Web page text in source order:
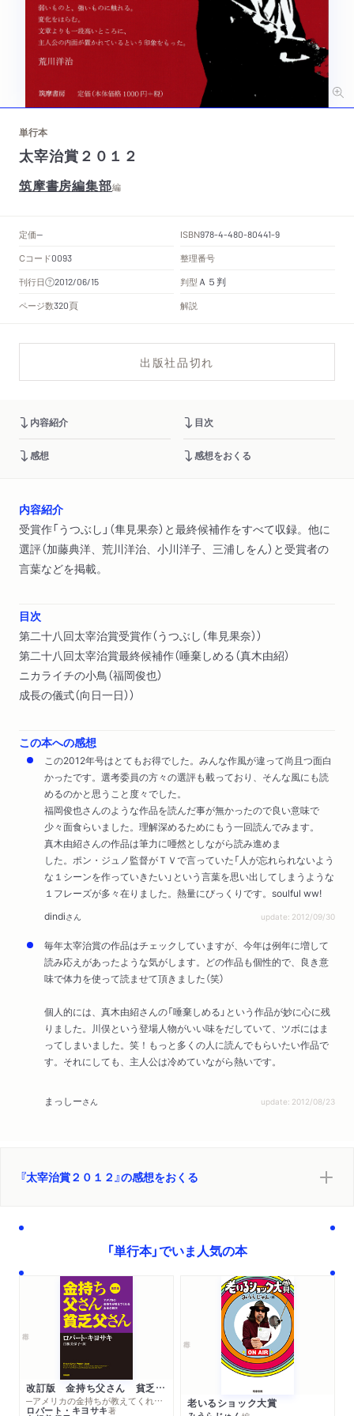
単行本
太宰治賞２０１２
筑摩書房編集部編
定価-- ISBN978-4-480-80441-9
Cコード0093
整理番号
刊行日
2012/06/15 判型 Ａ５判
ページ数320頁 解説
出版社品切れ
内容紹介 目次
感想 感想をおくる
内容紹介
受賞作「うつぶし」（隼見果奈）と最終候補作をすべて収録。他に
選評（加藤典洋、荒川洋治、小川洋子、三浦しをん）と受賞者の
言葉などを掲載。
目次
第二十八回太宰治賞受賞作（うつぶし（隼見果奈））
第二十八回太宰治賞最終候補作（唾棄しめる（真木由紹）
ニカライチの小鳥（福岡俊也）
成長の儀式（向日一日））
この本への感想
この2012年号はとてもお得でした。みんな作風が違って尚且つ面白
かったです。選考委員の方々の選評も載っており、そんな風にも読
めるのかと思うこと度々でした。
福岡俊也さんのような作品を読んだ事が無かったので良い意味で
少々面食らいました。理解深めるためにもう一回読んでみます。
真木由紹さんの作品は筆力に唖然としながら読み進めま
した。ポン・ジュノ監督がＴＶで言っていた「人が忘れられないよう
な１シーンを作っていきたい」という言葉を思い出してしまうような
１フレーズが多々在りました。熱量にびっくりです。soulful ww!
dindiさん update: 2012/09/30
毎年太宰治賞の作品はチェックしていますが、今年は例年に増して
読み応えがあったような気がします。どの作品も個性的で、良き意
味で体力を使って読ませて頂きました（笑）
個人的には、真木由紹さんの「唾棄しめる」という作品が妙に心に残
りました。川俣という登場人物がいい味をだしていて、ツボにはま
ってしまいました。笑！もっと多くの人に読んでもらいたい作品で
す。それにしても、主人公は冷めていながら熱いです。
まっしーさん update: 2012/08/23
『太宰治賞２０１２』の感想をおくる
「単行本」でいま人気の本
改訂版 金持ち父さん 貧乏父さん
─アメリカの金持ちが教えてくれるお金の哲学
ロバート・キヨサキ著 老いるショック大賞